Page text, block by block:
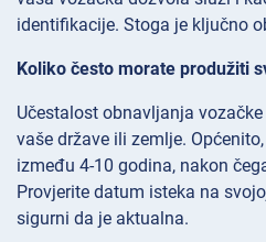
identifikacije. Stoga je ključno
Koliko često morate produžiti
Učestalost obnavljanja
vaše države ili zemlje.
između 4-10 godina, nakon
Provjerite datum isteka na
sigurni da je aktualna.